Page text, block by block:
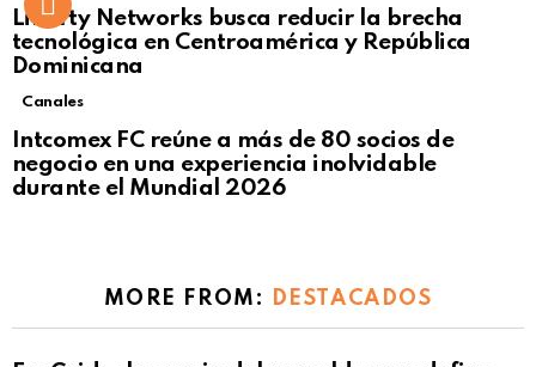
Liberty Networks busca reducir la brecha
tecnológica en Centroamérica y República
Dominicana
Canales
Intcomex FC reúne a más de 80 socios de
negocio en una experiencia inolvidable
durante el Mundial 2026
MORE FROM: DESTACADOS